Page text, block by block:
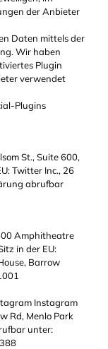
der Anbieter
Daten mittels der
Wir haben
Plugin
verwendet
Plugins
St., Suite 600,
Twitter Inc., 26
abrufbar
Amphitheatre
in der EU:
Barrow
Instagram
Rd, Menlo Park
unter: